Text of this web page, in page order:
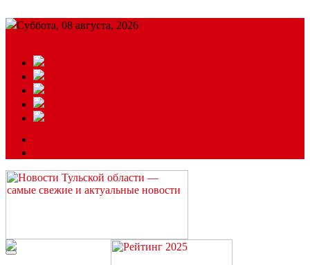
Суббота, 08 августа, 2026
Читайте последние новости дня в Тульской области на сайте
“ЗаНовомосковск”